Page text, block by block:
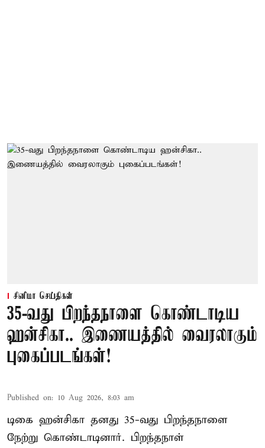
சினிமா செய்திகள்
35-வது பிறந்தநாளை கொண்டாடிய
ஹன்சிகா.. இணையத்தில் வைரலாகும்
புகைப்படங்கள்!
Published on: 10 Aug 2026, 8:03 am
டிகை ஹன்சிகா தனது 35-வது பிறந்தநாளை
நேற்று கொண்டாடினார். பிறந்தநாள்